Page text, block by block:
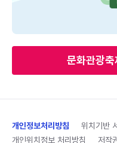
문화관광
개인정보처리방침
위치기반
개인위치정보 처리방침
저작